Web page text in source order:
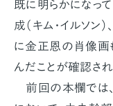
既に明らかになっ
成（キム・イルソン）
に金正恩の肖像画
んだことが確認さ
前回の本欄では、